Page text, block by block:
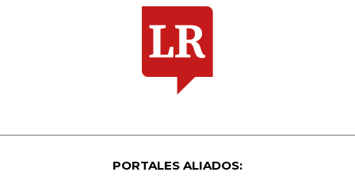
PORTALES ALIADOS: